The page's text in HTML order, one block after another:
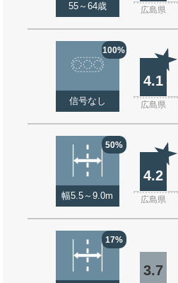
55～64歳 広島県
100%
信号なし
4.1
広島県
50%
幅5.5～9.0m
4.2
広島県
17%
3.7